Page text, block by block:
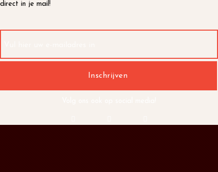
direct in je mail!